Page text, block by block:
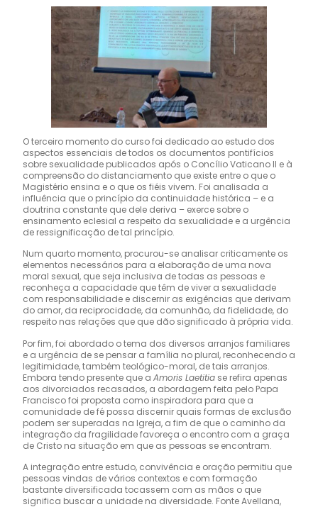
O terceiro momento do curso foi dedicado ao estudo dos
aspectos essenciais de todos os documentos pontifícios
sobre sexualidade publicados após o Concílio Vaticano II e à
compreensão do distanciamento que existe entre o que o
Magistério ensina e o que os fiéis vivem. Foi analisada a
influência que o princípio da continuidade histórica – e a
doutrina constante que dele deriva – exerce sobre o
ensinamento eclesial a respeito da sexualidade e a urgência
de ressignificação de tal princípio.
Num quarto momento, procurou-se analisar criticamente os
elementos necessários para a elaboração de uma nova
moral sexual, que seja inclusiva de todas as pessoas e
reconheça a capacidade que têm de viver a sexualidade
com responsabilidade e discernir as exigências que derivam
do amor, da reciprocidade, da comunhão, da fidelidade, do
respeito nas relações que que dão significado à própria vida.
Por fim, foi abordado o tema dos diversos arranjos familiares
e a urgência de se pensar a família no plural, reconhecendo a
legitimidade, também teológico-moral, de tais arranjos.
Embora tendo presente que a Amoris Laetitia se refira apenas
aos divorciados recasados, a abordagem feita pelo Papa
Francisco foi proposta como inspiradora para que a
comunidade de fé possa discernir quais formas de exclusão
podem ser superadas na Igreja, a fim de que o caminho da
integração da fragilidade favoreça o encontro com a graça
de Cristo na situação em que as pessoas se encontram.
A integração entre estudo, convivência e oração permitiu que
pessoas vindas de vários contextos e com formação
bastante diversificada tocassem com as mãos o que
significa buscar a unidade na diversidade. Fonte Avellana,